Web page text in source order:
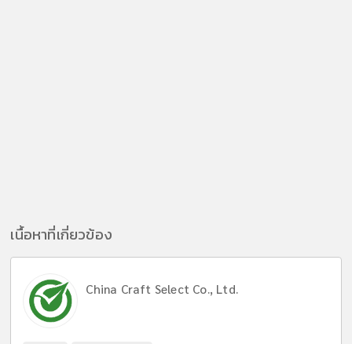
เนื้อหาที่เกี่ยวข้อง
China Craft Select Co., Ltd.